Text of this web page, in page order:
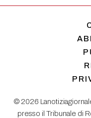
© 2026
presso il Tribunale di